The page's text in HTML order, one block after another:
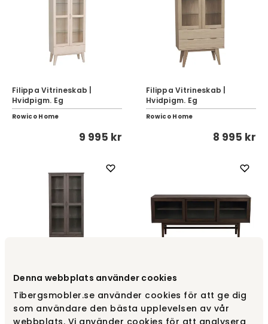
Denna webbplats använder cookies
Tibergsmobler.se använder cookies för att ge dig
som användare den bästa upplevelsen av vår
webbplats. Vi använder cookies för att analysera
Filippa Vitrineskab |
Hvidpigm. Eg
Rowico Home
9 995 kr
Filippa Vitrineskab |
Hvidpigm. Eg
Rowico Home
8 995 kr
Filippa Vitrineskab |
Rowico Home
Hazelton Sidebord Brun
Rowico Home